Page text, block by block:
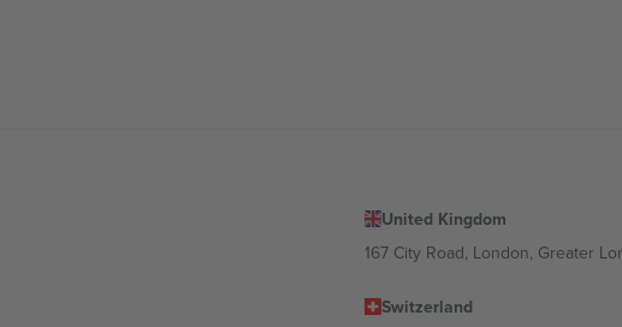
United Kingdom
167 City Road, London, Greater
Switzerland